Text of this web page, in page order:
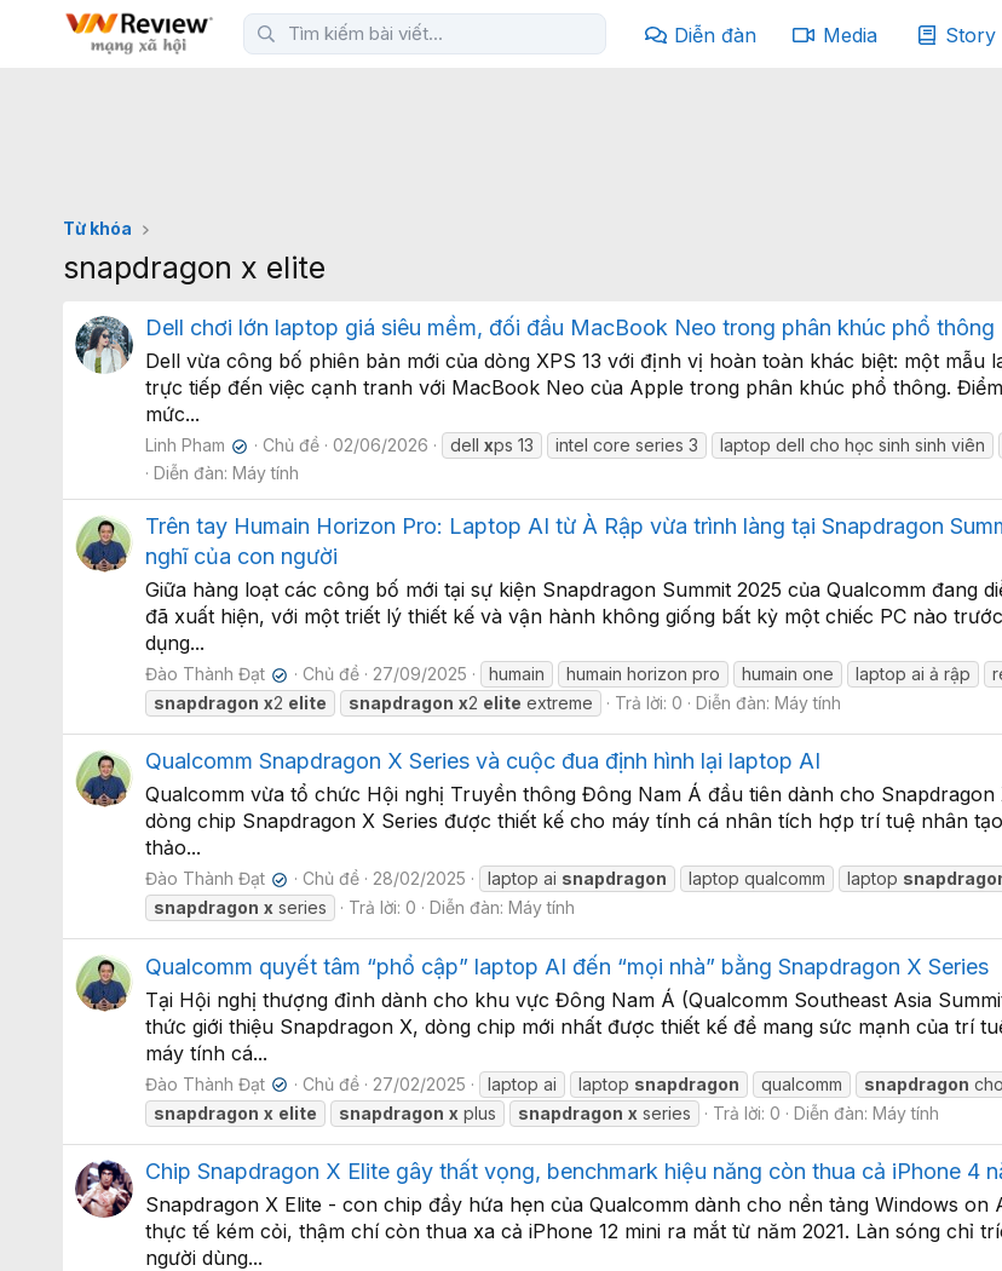
Diễn đàn Media Story
Từ khóa
snapdragon x elite
Dell chơi lớn laptop giá siêu mềm, đối đầu MacBook Neo trong phân khúc phổ thông
Dell vừa công bố phiên bản mới của dòng XPS 13 với định vị hoàn toàn khác biệt: một
trực tiếp đến việc cạnh tranh với MacBook Neo của Apple trong phân khúc phổ thông.
mức...
Linh Pham ✔ Chủ đề 02/06/2026 dellxps 13 intel core series 3 laptop dell cho học sinh sinh viên
Diễn đàn: Máy tính
Trên tay Humain Horizon Pro: Laptop AI từ À Rập vừa trình làng tại Snapdragon
nghĩ của con người
Giữa hàng loạt các công bố mới tại sự kiện Snapdragon Summit 2025 của Qualcomm đang
đã xuất hiện, với một triết lý thiết kế và vận hành không giống bất kỳ một chiếc PC nào
dụng...
Đào Thành Đạt ✔ Chủ đề 27/09/2025 humain humain horizon pro humain one laptop ai ả rập
snapdragon x2 elite snapdragon x2 elite extreme Trả lời: 0 Diễn đàn: Máy tính
Qualcomm Snapdragon X Series và cuộc đua định hình lại laptop AI
Qualcomm vừa tổ chức Hội nghị Truyền thông Đông Nam Á đầu tiên dành cho
dòng chip Snapdragon X Series được thiết kế cho máy tính cá nhân tích hợp trí tuệ nhân
thảo...
Đào Thành Đạt ✔ Chủ đề 28/02/2025 laptop ai snapdragon laptop qualcomm laptop
snapdragon x series Trả lời: 0 Diễn đàn: Máy tính
Qualcomm quyết tâm “phổ cập” laptop AI đến “mọi nhà” bằng Snapdragon X Series
Tại Hội nghị thượng đỉnh dành cho khu vực Đông Nam Á (Qualcomm Southeast Asia
thức giới thiệu Snapdragon X, dòng chip mới nhất được thiết kế để mang sức mạnh của trí
máy tính cá...
Đào Thành Đạt ✔ Chủ đề 27/02/2025 laptop ai laptop snapdragon qualcomm snapdragon
snapdragon x elite snapdragon x plus snapdragon x series Trả lời: 0 Diễn đàn: Máy tính
Chip Snapdragon X Elite gây thất vọng, benchmark hiệu năng còn thua cả iPhone 4
Snapdragon X Elite - con chip đầy hứa hẹn của Qualcomm dành cho nền tảng Windows
thực tế kém cỏi, thậm chí còn thua xa cả iPhone 12 mini ra mắt từ năm 2021. Làn sóng chỉ
người dùng...